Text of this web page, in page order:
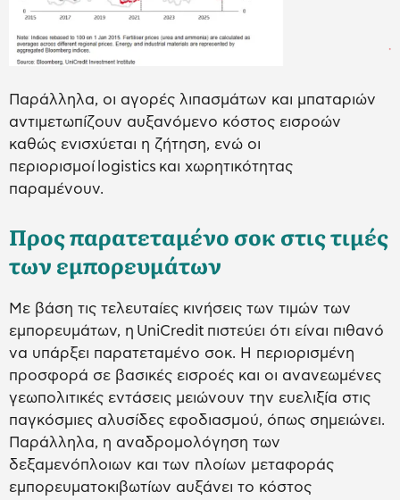
Παράλληλα, οι αγορές λιπασμάτων και μπαταριών
αντιμετωπίζουν αυξανόμενο κόστος εισροών
καθώς ενισχύεται η ζήτηση, ενώ οι
περιορισμοί logistics και χωρητικότητας
παραμένουν.
Προς παρατεταμένο σοκ στις τιμές
των εμπορευμάτων
Με βάση τις τελευταίες κινήσεις των τιμών των
εμπορευμάτων, η UniCredit πιστεύει ότι είναι πιθανό
να υπάρξει παρατεταμένο σοκ. Η περιορισμένη
προσφορά σε βασικές εισροές και οι ανανεωμένες
γεωπολιτικές εντάσεις μειώνουν την ευελιξία στις
παγκόσμιες αλυσίδες εφοδιασμού, όπως σημειώνει.
Παράλληλα, η αναδρομολόγηση των
δεξαμενόπλοιων και των πλοίων μεταφοράς
εμπορευματοκιβωτίων αυξάνει το κόστος